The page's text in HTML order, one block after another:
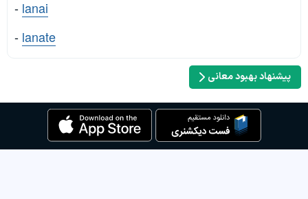
- lanai
- lanate
پیشنهاد بهبود معانی